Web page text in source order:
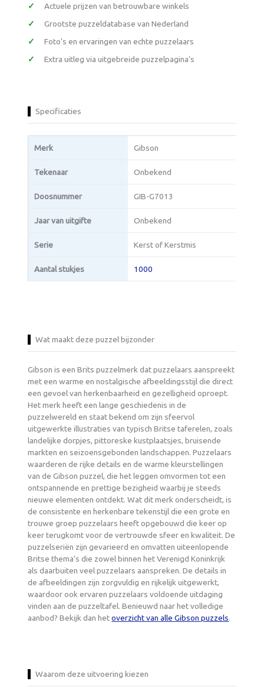
Actuele prijzen van betrouwbare winkels
Grootste puzzeldatabase van Nederland
Foto’s en ervaringen van echte puzzelaars
Extra uitleg via uitgebreide puzzelpagina’s
Specificaties
Merk Gibson
Tekenaar Onbekend
Doosnummer GIB-G7013
Jaar van uitgifte Onbekend
Serie Kerst of Kerstmis
Aantal stukjes 1000
Wat maakt deze puzzel bijzonder
Gibson is een Brits puzzelmerk dat puzzelaars aanspreekt
met een warme en nostalgische afbeeldingsstijl die direct
een gevoel van herkenbaarheid en gezelligheid oproept.
Het merk heeft een lange geschiedenis in de
puzzelwereld en staat bekend om zijn sfeervol
uitgewerkte illustraties van typisch Britse taferelen, zoals
landelijke dorpjes, pittoreske kustplaatsjes, bruisende
markten en seizoensgebonden landschappen. Puzzelaars
waarderen de rijke details en de warme kleurstellingen
van de Gibson puzzel, die het leggen omvormen tot een
ontspannende en prettige bezigheid waarbij je steeds
nieuwe elementen ontdekt. Wat dit merk onderscheidt, is
de consistente en herkenbare tekenstijl die een grote en
trouwe groep puzzelaars heeft opgebouwd die keer op
keer terugkomt voor de vertrouwde sfeer en kwaliteit. De
puzzelseriën zijn gevarieerd en omvatten uiteenlopende
Britse thema’s die zowel binnen het Verenigd Koninkrijk
als daarbuiten veel puzzelaars aanspreken. De details in
de afbeeldingen zijn zorgvuldig en rijkelijk uitgewerkt,
waardoor ook ervaren puzzelaars voldoende uitdaging
vinden aan de puzzeltafel. Benieuwd naar het volledige
aanbod? Bekijk dan hetoverzicht van alle Gibson puzzels.
Waarom deze uitvoering kiezen